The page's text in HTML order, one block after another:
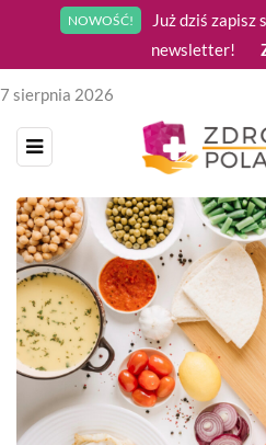
NOWOŚĆ!
Już dziś zapisz
newsletter!
7 sierpnia 2026